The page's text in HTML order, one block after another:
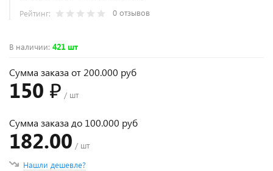
Рейтинг: 0 отзывов
В наличии: 421 шт
Сумма заказа от 200.000 руб
150 ₽ / шт
Сумма заказа до 100.000 руб
182.00 / шт
Нашли дешевле?